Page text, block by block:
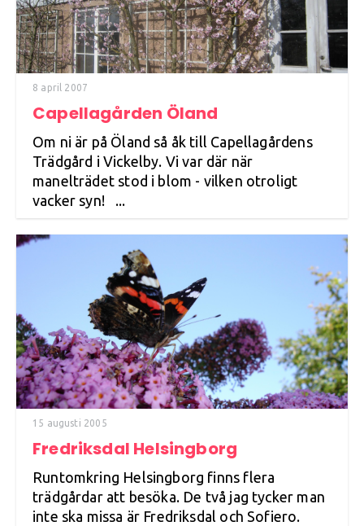
8 april 2007
Capellagården Öland
Om ni är på Öland så åk till Capellagårdens
Trädgård i Vickelby. Vi var där när
manelträdet stod i blom - vilken otroligt
vacker syn! ...
15 augusti 2005
Fredriksdal Helsingborg
Runtomkring Helsingborg finns flera
trädgårdar att besöka. De två jag tycker man
inte ska missa är Fredriksdal och Sofiero.